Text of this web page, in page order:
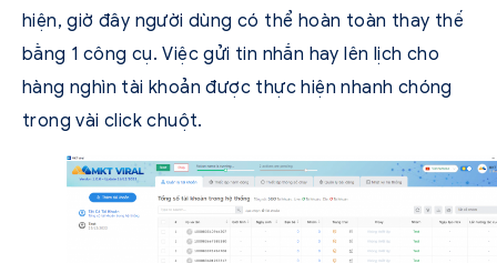
hiện, giờ đây người dùng có thể hoàn toàn thay thế
bằng 1 công cụ. Việc gửi tin nhắn hay lên lịch cho
hàng nghìn tài khoản được thực hiện nhanh chóng
trong vài click chuột.